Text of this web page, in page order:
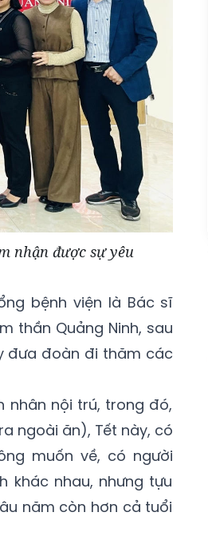
nhận được sự yêu
bệnh viện là Bác sĩ
thần Quảng Ninh, sau
đưa đoàn đi thăm các
nhân nội trú, trong đó,
ngoài ăn), Tết này, có
muốn về, có người
khác nhau, nhưng tựu
năm còn hơn cả tuổi